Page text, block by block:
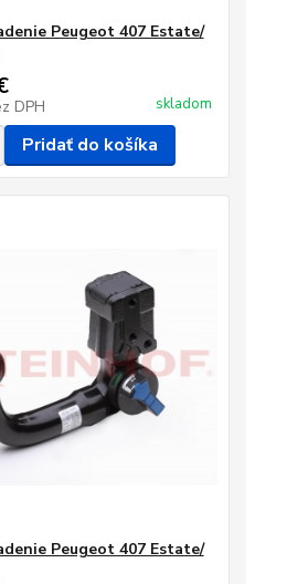
Peugeot 407 Estate/
DPH skladom
Pridať do košíka
Peugeot 407 Estate/